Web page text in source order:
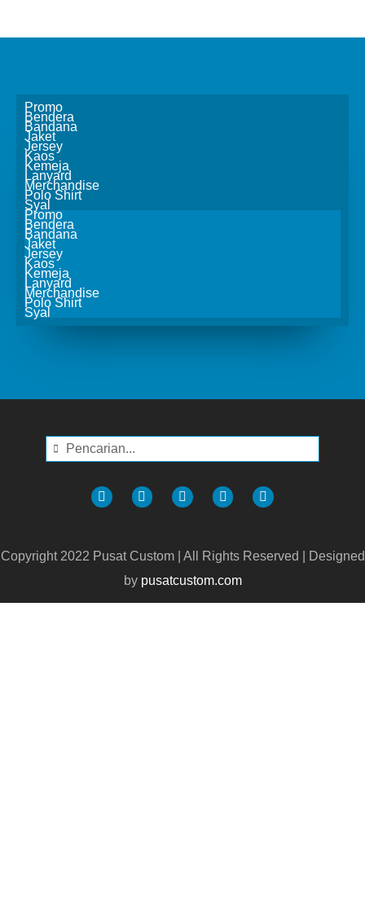
Promo
Bendera
Bandana
Jaket
Jersey
Kaos
Kemeja
Lanyard
Merchandise
Polo Shirt
Syal
Promo
Bendera
Bandana
Jaket
Jersey
Kaos
Kemeja
Lanyard
Merchandise
Polo Shirt
Syal
Copyright 2022 Pusat Custom | All Rights Reserved | Designed
by pusatcustom.com